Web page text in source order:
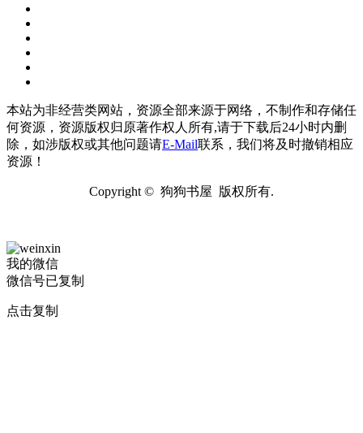
本站为非经营类网站，资源全部来源于网络，不制作和存储任
何资源，资源版权归原著作权人所有,请于下载后24小时内删
除，如涉版权或其他问题请E-Mail联系，我们将及时撤销相应
资源！
Copyright © 狗狗书屋 版权所有.
我的微信
微信号已复制
点击复制